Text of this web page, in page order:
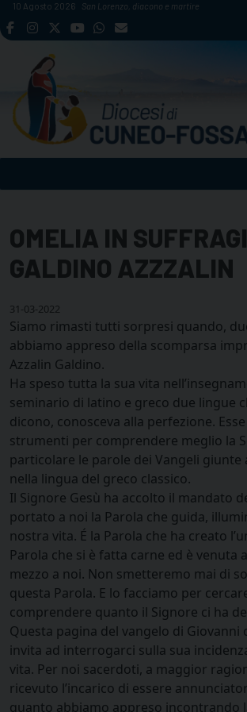
Skip
to
10 Agosto 2026 San Lorenzo, diacono e martire
OMELIA IN
GALDINO AZZZALIN
31-03-2022
Siamo rimasti tutti sorpresi quando,
abbiamo appreso della scomparsa
Azzalin Galdino.
Ha speso tutta la sua vita
seminario di latino e greco due lingue
dicono, conosceva alla perfezione.
strumenti per comprendere meglio la
particolare le parole dei Vangeli
nella lingua del greco classico.
Il Signore Gesù ha accolto il mandato
portato a noi la Parola che guida,
nostra vita. É la Parola che ha creato
Parola che si è fatta carne ed è venuta
mezzo a noi. Non smetteremo mai di
questa Parola. E lo facciamo per
comprendere quanto il Signore ci ha
Questa pagina del vangelo di Giovanni
invita ad interrogarci sulla sua
vita. Per noi sacerdoti, a maggior
ricevuto l’incarico di essere
quanto abbiamo appreso incontrando